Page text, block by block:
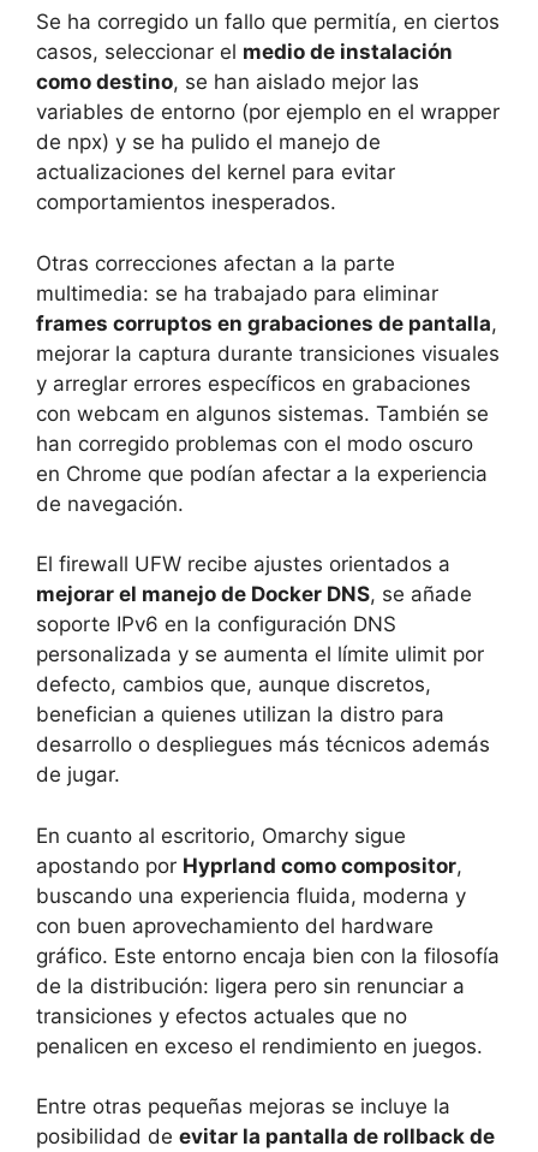
Se ha corregido un fallo que permitía, en ciertos
casos, seleccionar el medio de instalación
como destino, se han aislado mejor las
variables de entorno (por ejemplo en el wrapper
de npx) y se ha pulido el manejo de
actualizaciones del kernel para evitar
comportamientos inesperados.
Otras correcciones afectan a la parte
multimedia: se ha trabajado para eliminar
frames corruptos en grabaciones de pantalla,
mejorar la captura durante transiciones visuales
y arreglar errores específicos en grabaciones
con webcam en algunos sistemas. También se
han corregido problemas con el modo oscuro
en Chrome que podían afectar a la experiencia
de navegación.
El firewall UFW recibe ajustes orientados a
mejorar el manejo de Docker DNS, se añade
soporte IPv6 en la configuración DNS
personalizada y se aumenta el límite ulimit por
defecto, cambios que, aunque discretos,
benefician a quienes utilizan la distro para
desarrollo o despliegues más técnicos además
de jugar.
En cuanto al escritorio, Omarchy sigue
apostando por Hyprland como compositor,
buscando una experiencia fluida, moderna y
con buen aprovechamiento del hardware
gráfico. Este entorno encaja bien con la filosofía
de la distribución: ligera pero sin renunciar a
transiciones y efectos actuales que no
penalicen en exceso el rendimiento en juegos.
Entre otras pequeñas mejoras se incluye la
posibilidad de evitar la pantalla de rollback de